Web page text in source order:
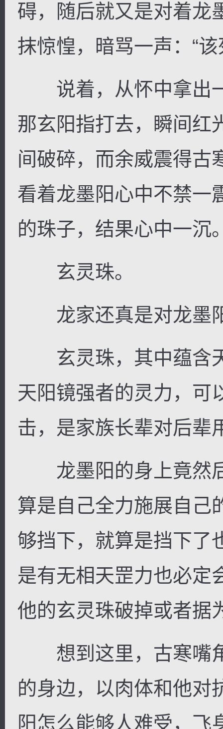
碍，随后就又是对着龙
抹惊惶，暗骂一声：“该
说着，从怀中拿出
那玄阳指打去，瞬间红
间破碎，而余威震得古
看着龙墨阳心中不禁一
的珠子，结果心中一沉
玄灵珠。
龙家还真是对龙墨
玄灵珠，其中蕴含
天阳镜强者的灵力，可
击，是家族长辈对后辈
龙墨阳的身上竟然
算是自己全力施展自己
够挡下，就算是挡下了
是有无相天罡力也必定
他的玄灵珠破掉或者据
想到这里，古寒嘴
的身边，以肉体和他对
阳怎么能够人难受，飞